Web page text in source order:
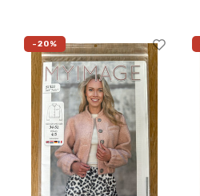
-20%